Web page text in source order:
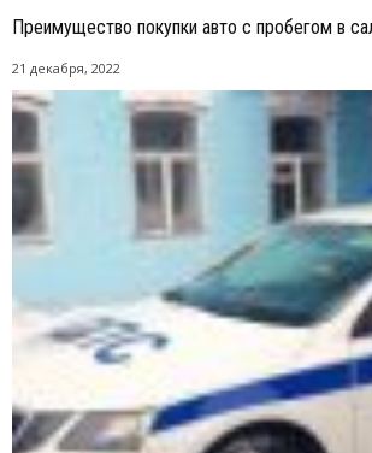
Преимущество покупки авто с пробегом в
21 декабря, 2022